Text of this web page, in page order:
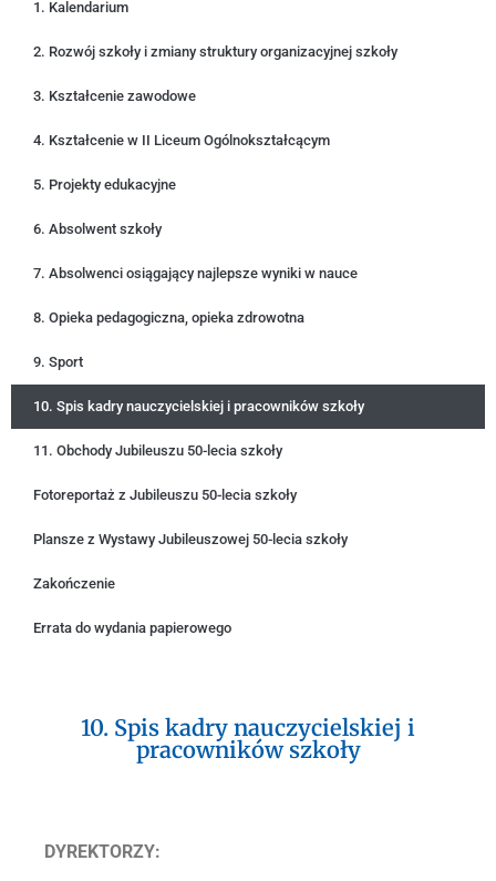
1. Kalendarium
2. Rozwój szkoły i zmiany struktury organizacyjnej szkoły
3. Kształcenie zawodowe
4. Kształcenie w II Liceum Ogólnokształcącym
5. Projekty edukacyjne
6. Absolwent szkoły
7. Absolwenci osiągający najlepsze wyniki w nauce
8. Opieka pedagogiczna, opieka zdrowotna
9. Sport
10. Spis kadry nauczycielskiej i pracowników szkoły
11. Obchody Jubileuszu 50-lecia szkoły
Fotoreportaż z Jubileuszu 50-lecia szkoły
Plansze z Wystawy Jubileuszowej 50-lecia szkoły
Zakończenie
Errata do wydania papierowego
10. Spis kadry nauczycielskiej i
pracowników szkoły
DYREKTORZY: